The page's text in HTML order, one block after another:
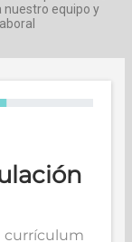
nuestro equipo y